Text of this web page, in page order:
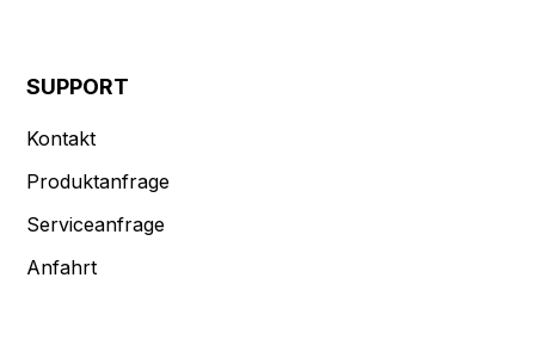
SUPPORT
Kontakt
Produktanfrage
Serviceanfrage
Anfahrt